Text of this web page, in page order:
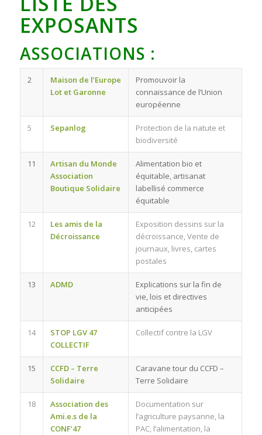
EXPOSANTS
ASSOCIATIONS :
2
Maison de l’Europe
Lot et Garonne
Promouvoir la
connaissance de l’Union
européenne
5 Sepanlog
Protection de la natute et
biodiversité
11
Artisan du Monde
Association
Boutique Solidaire
Alimentation bio et
équitable, artisanat
labellisé commerce
équitable
12
Les amis de la
Décroissance
Exposition dessins sur la
décroissance, Vente de
journaux, livres, cartes
postales
13 ADMD
Explications sur la fin de
vie, lois et directives
anticipées
14
STOP LGV 47
COLLECTIF
Collectif contre la LGV
15
CCFD – Terre
Solidaire
Caravane tour du CCFD –
Terre Solidaire
18
Association des
Ami.e.s de la
CONF’47
Documentation sur
l’agriculture paysanne, la
PAC, l’alimentation, la